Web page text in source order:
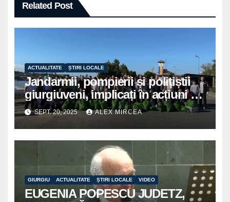
Related Post
ACTUALITATE ȘTIRI LOCALE
Jandarmii, pompierii și polițiștii
giurgiuveni, implicați în acțiuni de
voluntariat pentru un oraș mai
curat
SEPT. 20, 2025 ALEX MIRCEA
GIURGIU ACTUALITATE ȘTIRI LOCALE VIDEO
EUGENIA POPESCU JUDETZ,